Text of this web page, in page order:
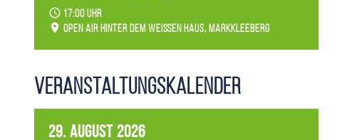
17:00 Uhr
Open Air hinter dem weißen Haus, Markkleeberg
Veranstaltungs­kalender
29. August 2026